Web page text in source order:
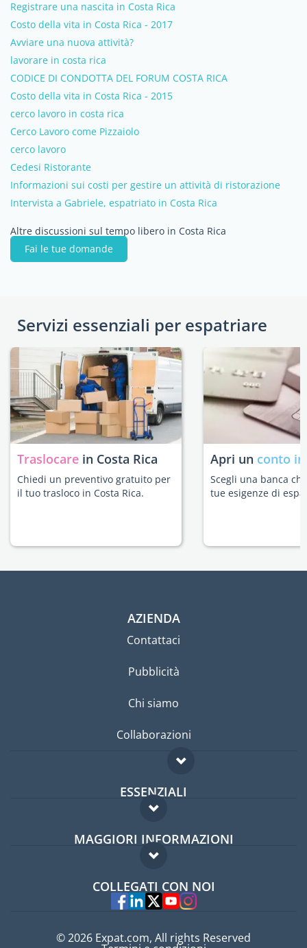
Registrare una nascita in Costa Rica
Costo della vita in Costa Rica - 2017
Avviare una nuova attività?
lavorare in costa rica
CODICE DI CONDOTTA DEL FORUM COSTA RICA
Costo della vita in Costa Rica - 2015
cerco lavoro in costa rica
Cerco Lavoro come Pizzaiolo
cerco lavoro
Cedesi Ristorante
Informazioni sui costi per gestire un attività di ristorazione
Intervista a Gabriele, espatriato in Costa Rica
Altre discussioni sul tempo libero in Costa Rica
Fai le tue domande
Servizi essenziali per espatriare
Traslocare in Costa Rica
Chiedi un preventivo gratuito per
il tuo trasloco in Costa Rica.
Apri un conto
Scegli una banca
tue esigenze di
AZIENDA
Contattaci
Pubblicità
Chi siamo
Collaborazioni
ESSENZIALI
Forum per expat
Guida per expat
MAGGIORI INFORMAZIONI
Domande frequenti
Esperti
COLLEGATI CON NOI
© 2026 Expat.com, All rights Reserved